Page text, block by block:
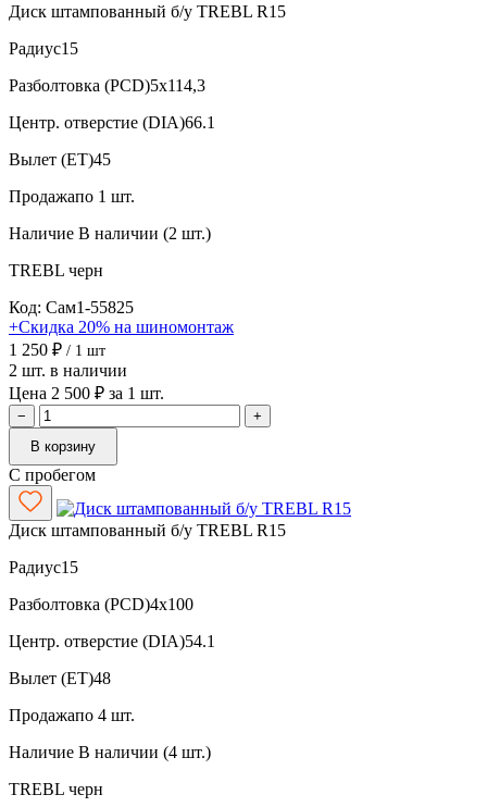
Диск штампованный б/у TREBL R15
Радиус15
Разболтовка (PCD)5x114,3
Центр. отверстие (DIA)66.1
Вылет (ET)45
Продажапо 1 шт.
Наличие В наличии (2 шт.)
TREBL черн
Код: Сам1-55825
+Скидка 20% на шиномонтаж
1 250 ₽ / 1 шт
2 шт. в наличии
Цена 2 500 ₽ за 1 шт.
−
+
В корзину
С пробегом
Диск штампованный б/у TREBL R15
Радиус15
Разболтовка (PCD)4x100
Центр. отверстие (DIA)54.1
Вылет (ET)48
Продажапо 4 шт.
Наличие В наличии (4 шт.)
TREBL черн